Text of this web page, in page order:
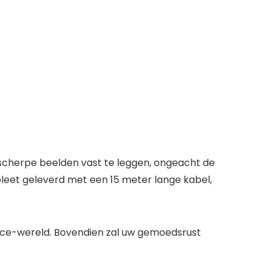
beelden vast te leggen, ongeacht de
geleverd met een 15 meter lange kabel,
wereld. Bovendien zal uw gemoedsrust